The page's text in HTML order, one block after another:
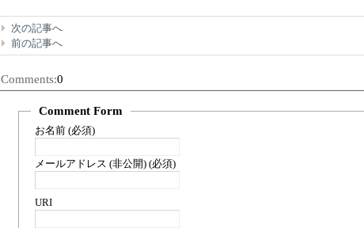
次の記事へ
前の記事へ
Comments:0
Comment Form
お名前 (必須)
メールアドレス (非公開) (必須)
URI